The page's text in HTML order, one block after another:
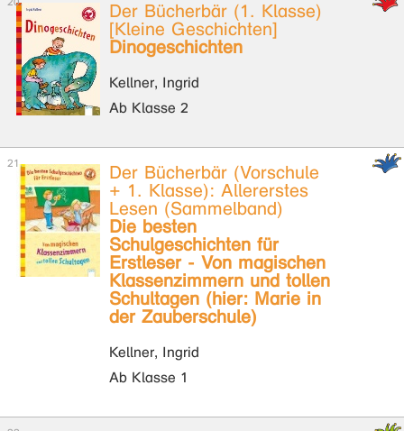
Der Bücherbär (1. Klasse)
[Kleine Geschichten]
Dinogeschichten
Kellner, Ingrid
Ab Klasse 2
Der Bücherbär (Vorschule
+ 1. Klasse): Allererstes
Lesen (Sammelband)
Die besten
Schulgeschichten für
Erstleser - Von magischen
Klassenzimmern und tollen
Schultagen (hier: Marie in
der Zauberschule)
Kellner, Ingrid
Ab Klasse 1